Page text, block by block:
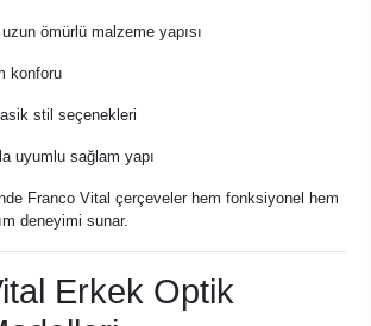
uzun ömürlü malzeme yapısı
konforu
stil seçenekleri
uyumlu sağlam yapı
Franco Vital çerçeveler hem fonksiyonel hem
deneyimi sunar.
Erkek Optik